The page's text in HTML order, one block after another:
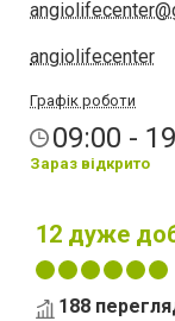
angiolifecenter
Графік роботи
09:00 -
Зараз відкрито
12 дуже
188